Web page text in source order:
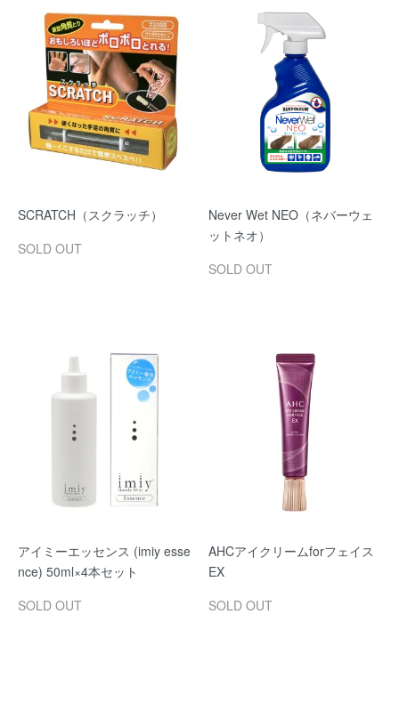
SCRATCH（スクラッチ）
SOLD OUT
Never Wet NEO（ネバーウェ
ットネオ）
SOLD OUT
アイミーエッセンス (imiy esse
nce) 50ml×4本セット
SOLD OUT
AHCアイクリームforフェイス
EX
SOLD OUT